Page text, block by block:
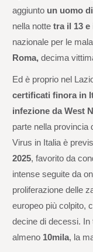
aggiunto un uomo
nella notte tra il 13 e
nazionale per le
Roma,decima
Ed è proprio nel
certificati finora in
infezione da West
parte nella provincia
Virus in Italia è
2025, favorito da
intense seguite da
proliferazione delle
europeo più colpito,
decine di decessi.
almeno 10mila, la